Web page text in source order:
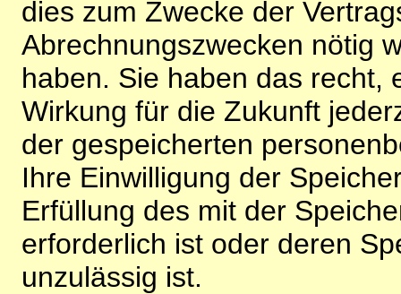
dies zum Zwecke der
Abrechnungszwecken nötig
haben. Sie haben das recht,
Wirkung für die Zukunft
der gespeicherten
Ihre Einwilligung der
Erfüllung des mit der
erforderlich ist oder deren
unzulässig ist.